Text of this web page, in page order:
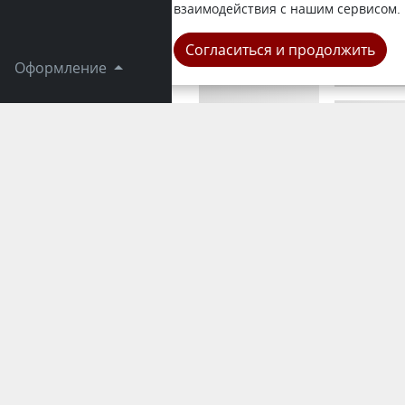
Оформление
Напомним,
Город
взаимодействия с нашим сервисом.
Согласиться и продолжить